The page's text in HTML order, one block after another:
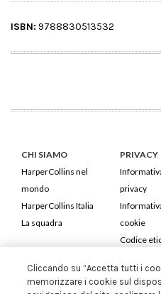
ISBN: 9788830513532
CHI SIAMO
HarperCollins nel
mondo
HarperCollins Italia
La squadra
PRIVACY
privacy
cookie
Codice
HarperCollins Italia
Cod. Fiscale e P.IVA
Cliccando su “Accetta tutti i
memorizzare i cookie sul